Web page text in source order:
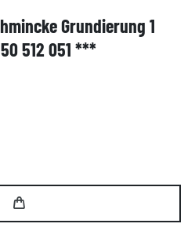
Grundierung 1
512 051 ***